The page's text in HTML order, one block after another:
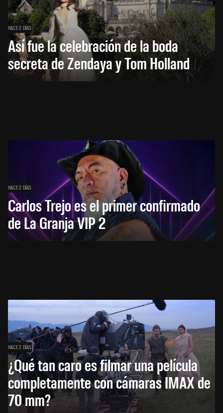
HACE 2 DÍAS
Así fue la celebración de la boda
secreta de Zendaya y Tom Holland
HACE 2 DÍAS
Carlos Trejo es el primer confirmado
de La Granja VIP 2
HACE 2 DÍAS
¿Qué tan caro es filmar una película
completamente con cámaras IMAX de
70 mm?